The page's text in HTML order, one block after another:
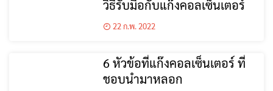
วิธีรับมือกับแก๊งคอลเซ็นเตอร์
22 ก.พ. 2022
6 หัวข้อที่แก๊งคอลเซ็นเตอร์ ที่
ชอบนำมาหลอก